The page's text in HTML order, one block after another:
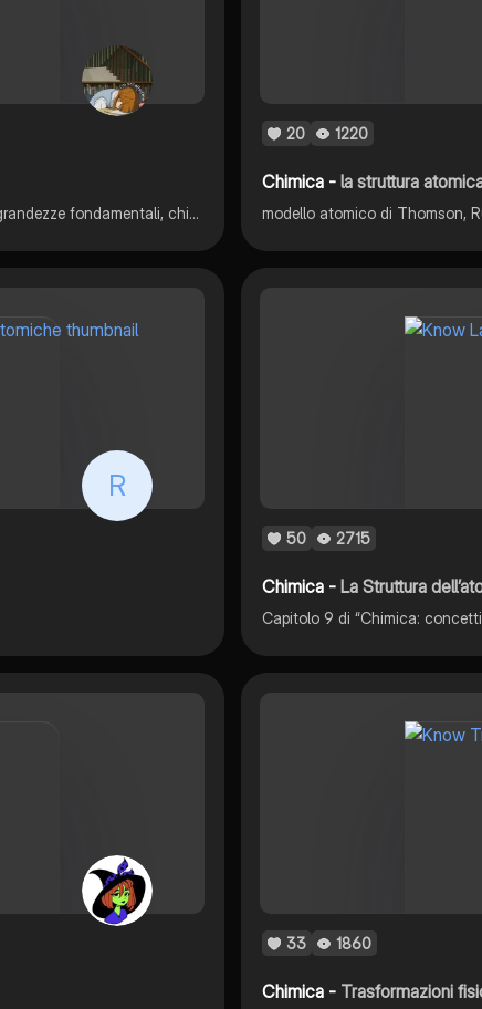
mappe concettuali del sistema internazionale e le sue sette grandezze fondamentali, chimica del primo anno di liceo (classico, scienze umane e linguistico) e ripasso del terzo anno.
20 1220
Chimica - la struttura
modello atomico di Thomson,
R
50 2715
Chimica - La Struttura
33 1860
Chimica - Trasformazioni